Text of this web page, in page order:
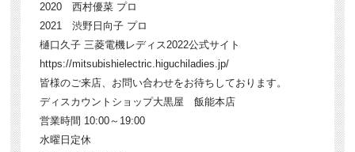
2020 西村優菜 プロ
2021 渋野日向子 プロ
樋口久子 三菱電機レディス2022公式サイト
https://mitsubishielectric.higuchiladies.jp/
皆様のご来店、お問い合わせをお待ちしております。
ディスカウントショップ大黒屋 飯能本店
営業時間 10:00～19:00
水曜日定休